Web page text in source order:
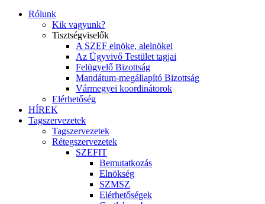
Rólunk
Kik vagyunk?
Tisztségviselők
A SZEF elnöke, alelnökei
Az Ügyvivő Testület tagjai
Felügyelő Bizottság
Mandátum-megállapító Bizottság
Vármegyei koordinátorok
Elérhetőség
HÍREK
Tagszervezetek
Tagszervezetek
Rétegszervezetek
SZEFIT
Bemutatkozás
Elnökség
SZMSZ
Elérhetőségek